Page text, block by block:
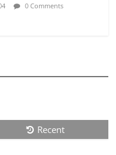
0 Comments
di Laga Piala
Rekor Cetak Gol
Per Bulan Dari
Recent